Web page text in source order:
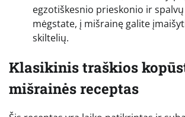
egzotiškesnio prieskonio ir spalvų
mėgstate, į mišrainę galite
skiltelių.
Klasikinis traškios
mišrainės receptas